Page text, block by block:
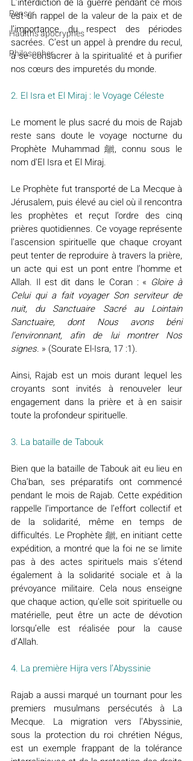
Penser
Hadiths apocryphes
Philosopher
est un rappel de la valeur de la paix et de
l’importance du respect des périodes
sacrées. C’est un appel à prendre du recul,
à se consacrer à la spiritualité et à purifier
nos cœurs des impuretés du monde.
2. El Isra et El Miraj : le Voyage Céleste
Le moment le plus sacré du mois de Rajab
reste sans doute le voyage nocturne du
Prophète Muhammad ﷺ, connu sous le
nom d'El Isra et El Miraj.
Le Prophète fut transporté de La Mecque à
Jérusalem, puis élevé au ciel où il rencontra
les prophètes et reçut l’ordre des cinq
prières quotidiennes. Ce voyage représente
l'ascension spirituelle que chaque croyant
peut tenter de reproduire à travers la prière,
un acte qui est un pont entre l’homme et
Allah. Il est dit dans le Coran : « Gloire à
Celui qui a fait voyager Son serviteur de
nuit, du Sanctuaire Sacré au Lointain
Sanctuaire, dont Nous avons béni
l’environnant, afin de lui montrer Nos
signes. » (Sourate El-Isra, 17 :1).
Ainsi, Rajab est un mois durant lequel les
croyants sont invités à renouveler leur
engagement dans la prière et à en saisir
toute la profondeur spirituelle.
3. La bataille de Tabouk
Bien que la bataille de Tabouk ait eu lieu en
Cha’ban, ses préparatifs ont commencé
pendant le mois de Rajab. Cette expédition
rappelle l’importance de l’effort collectif et
de la solidarité, même en temps de
difficultés. Le Prophète ﷺ, en initiant cette
expédition, a montré que la foi ne se limite
pas à des actes spirituels mais s’étend
également à la solidarité sociale et à la
prévoyance militaire. Cela nous enseigne
que chaque action, qu'elle soit spirituelle ou
matérielle, peut être un acte de dévotion
lorsqu’elle est réalisée pour la cause
d’Allah.
4. La première Hijra vers l’Abyssinie
Rajab a aussi marqué un tournant pour les
premiers musulmans persécutés à La
Mecque. La migration vers l’Abyssinie,
sous la protection du roi chrétien Négus,
est un exemple frappant de la tolérance